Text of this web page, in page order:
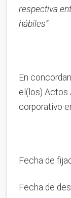
respectiva
hábiles”.
En
el(los) Actos
corporativo
Fecha de
Fecha de